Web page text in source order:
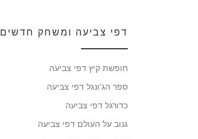
דפי צביעה ומשחק חדשים
חופשת קיץ דפי צביעה
ספר הג'ונגל דפי צביעה
כדורגל דפי צביעה
גנוב על העולם דפי צביעה